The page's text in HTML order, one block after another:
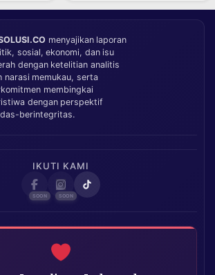
menyajikan laporan
sosial, ekonomi, dan isu
dengan ketelitian analitis
narasi memukau, serta
membingkai
dengan perspektif
berintegritas.
IKUTI KAMI